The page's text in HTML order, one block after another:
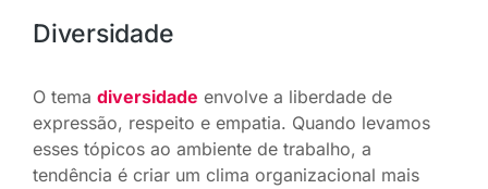
Diversidade
O tema diversidade envolve a liberdade de
expressão, respeito e empatia. Quando levamos
esses tópicos ao ambiente de trabalho, a
tendência é criar um clima organizacional mais